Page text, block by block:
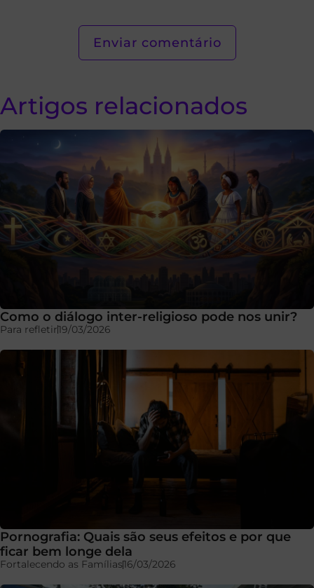
Artigos relacionados
Como o diálogo inter-religioso pode nos unir?
Para refletir19/03/2026
Pornografia: Quais são seus efeitos e por que
ficar bem longe dela
Fortalecendo as Famílias16/03/2026